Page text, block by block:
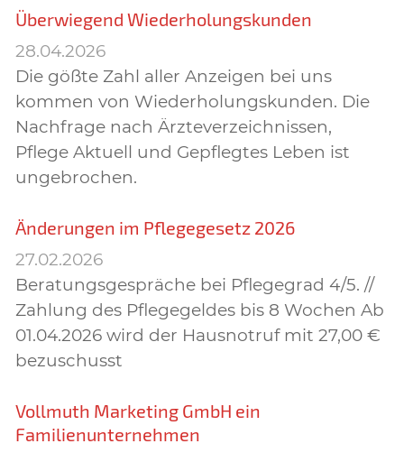
Überwiegend Wiederholungskunden
28.04.2026
Die gößte Zahl aller Anzeigen bei uns
kommen von Wiederholungskunden. Die
Nachfrage nach Ärzteverzeichnissen,
Pflege Aktuell und Gepflegtes Leben ist
ungebrochen.
Änderungen im Pflegegesetz 2026
27.02.2026
Beratungsgespräche bei Pflegegrad 4/5. //
Zahlung des Pflegegeldes bis 8 Wochen Ab
01.04.2026 wird der Hausnotruf mit 27,00 €
bezuschusst
Vollmuth Marketing GmbH ein
Familienunternehmen